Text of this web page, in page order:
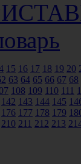
15 16 17 18 19 20
63 64 65 66 67 68
108 109 110 111
142 143 144 145
176 177 178 179
210 211 212 213